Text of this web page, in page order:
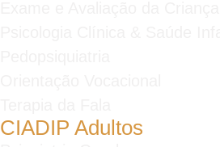
CIADIP Adultos